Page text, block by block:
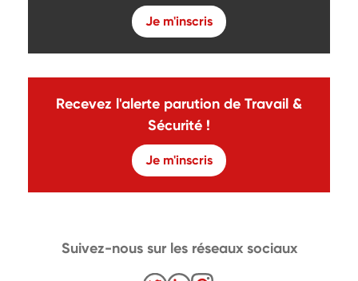
Je m'inscris
Recevez l'alerte parution de Travail &
Sécurité !
Je m'inscris
Suivez-nous sur les réseaux sociaux